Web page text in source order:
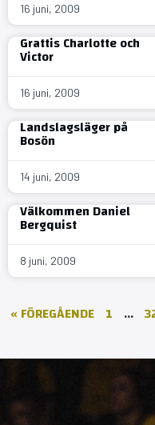
16 juni, 2009
Grattis Charlotte och
Victor
16 juni, 2009
Landslagsläger på
Bosön
14 juni, 2009
Välkommen Daniel
Bergquist
8 juni, 2009
« FÖREGÅENDE 1 …